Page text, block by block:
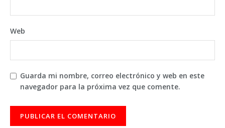
Web
Guarda mi nombre, correo electrónico y web en este
navegador para la próxima vez que comente.